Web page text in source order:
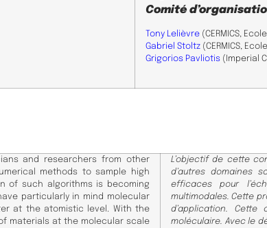
Comité
Tony Lelièvre (CERMICS,
Gabriel Stoltz (CERMICS,
Grigorios Pavliotis (Imperial
and researchers from other
methods to sample high
of such algorithms is becoming
particularly in mind molecular
at the atomistic level. With the
materials at the molecular scale
L’objectif de cette
d’autres domaines
efficaces pour
multimodales. Cette
d’application.
moléculaire. Avec le